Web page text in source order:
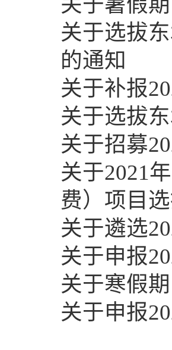
关于选拔
的通知
关于补报
关于选拔
关于招募
关于2021
费）项目
关于遴选
关于申报
关于寒假
关于申报